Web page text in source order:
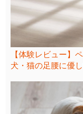
【体験レビュー】
犬・猫の足腰に優